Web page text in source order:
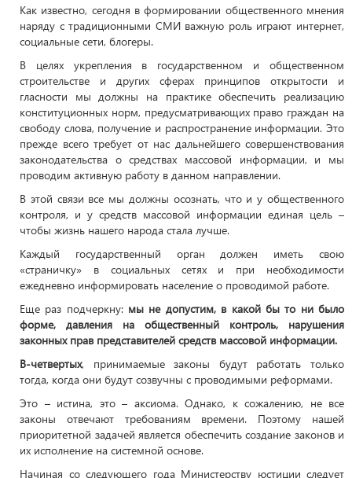
Как известно, сегодня в формировании общественного мнения
наряду с традиционными СМИ важную роль играют интернет,
социальные сети, блогеры.
В целях укрепления в государственном и общественном
строительстве и других сферах принципов открытости и
гласности мы должны на практике обеспечить реализацию
конституционных норм, предусматривающих право граждан на
свободу слова, получение и распространение информации. Это
прежде всего требует от нас дальнейшего совершенствования
законодательства о средствах массовой информации, и мы
проводим активную работу в данном направлении.
В этой связи все мы должны осознать, что и у общественного
контроля, и у средств массовой информации единая цель –
чтобы жизнь нашего народа стала лучше.
Каждый государственный орган должен иметь свою
«страничку» в социальных сетях и при необходимости
ежедневно информировать население о проводимой работе.
Еще раз подчеркну: мы не допустим, в какой бы то ни было
форме, давления на общественный контроль, нарушения
законных прав представителей средств массовой информации.
В-четвертых, принимаемые законы будут работать только
тогда, когда они будут созвучны с проводимыми реформами.
Это – истина, это – аксиома. Однако, к сожалению, не все
законы отвечают требованиям времени. Поэтому нашей
приоритетной задачей является обеспечить создание законов и
их исполнение на системной основе.
Начиная со следующего года Министерству юстиции следует